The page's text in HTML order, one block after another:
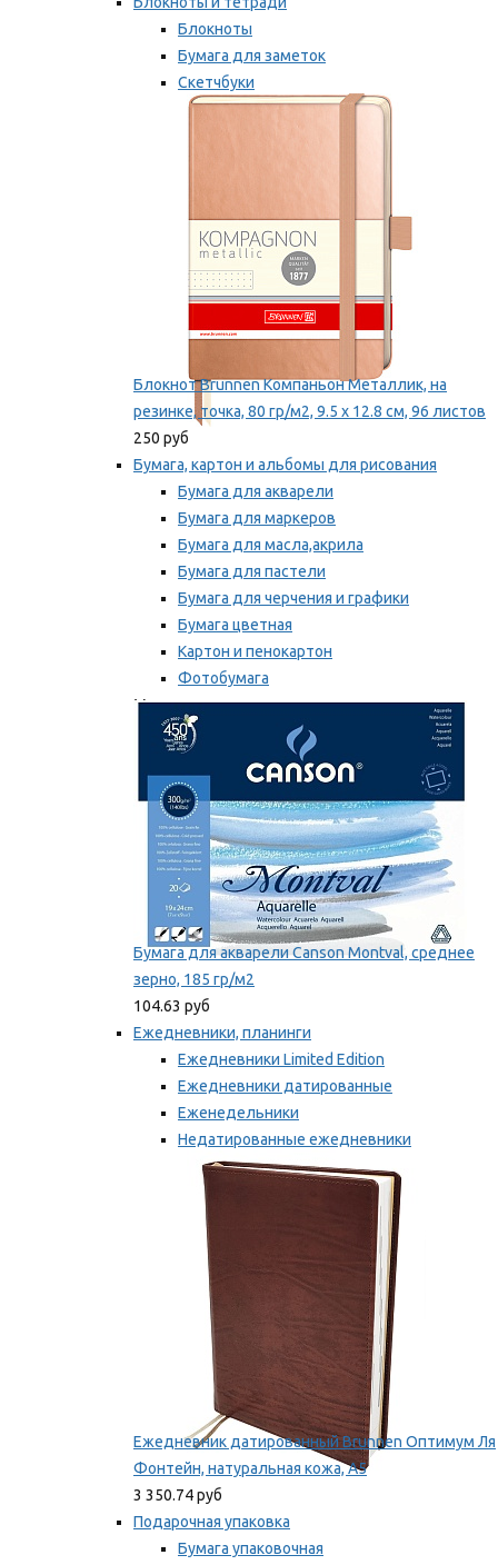
Блокноты
Бумага для заметок
Скетчбуки
Тетради
Блокнот Brunnen Компаньон Металлик, на
резинке, точка, 80 гр/м2, 9.5 х 12.8 см, 96 листов
250 руб
Бумага, картон и альбомы для рисования
Бумага для акварели
Бумага для маркеров
Бумага для масла,акрила
Бумага для пастели
Бумага для черчения и графики
Бумага цветная
Картон и пенокартон
Фотобумага
Мы рекомендуем
Бумага для акварели Canson Montval, среднее
зерно, 185 гр/м2
104.63 руб
Ежедневники, планинги
Ежедневники Limited Edition
Ежедневники датированные
Еженедельники
Недатированные ежедневники
Планинги
Мы рекомендуем
Ежедневник датированный Brunnen Оптимум Ля
Фонтейн, натуральная кожа, А5
3 350.74 руб
Подарочная упаковка
Бумага упаковочная